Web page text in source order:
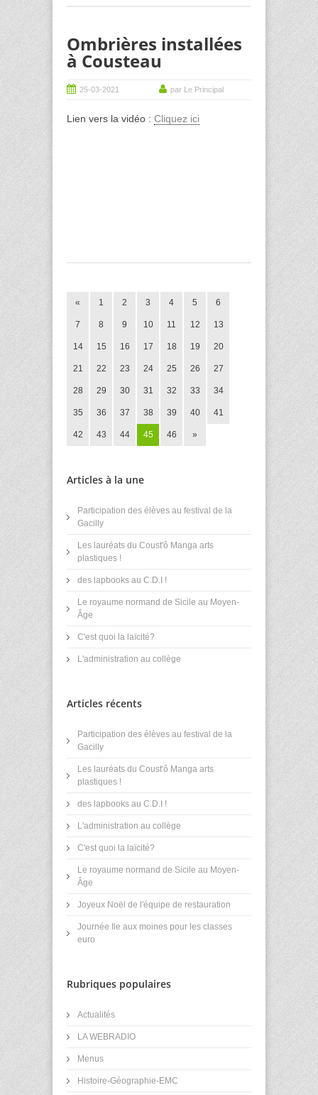
Ombrières installées
à Cousteau
25-03-2021 par Le Principal
Lien vers la vidéo : Cliquez ici
« 1 2 3 4 5 6
7 8 9 10 11 12 13
14 15 16 17 18 19 20
21 22 23 24 25 26 27
28 29 30 31 32 33 34
35 36 37 38 39 40 41
42 43 44 45 46 »
Articles à la une
Participation des élèves au festival de la
Gacilly
Les lauréats du Coust'ô Manga arts
plastiques !
des lapbooks au C.D.I !
Le royaume normand de Sicile au Moyen-
Âge
C'est quoi la laïcité?
L'administration au collège
Articles récents
Participation des élèves au festival de la
Gacilly
Les lauréats du Coust'ô Manga arts
plastiques !
des lapbooks au C.D.I !
L'administration au collège
C'est quoi la laïcité?
Le royaume normand de Sicile au Moyen-
Âge
Joyeux Noël de l'équipe de restauration
Journée Ile aux moines pour les classes
euro
Rubriques populaires
Actualités
LA WEBRADIO
Menus
Histoire-Géographie-EMC